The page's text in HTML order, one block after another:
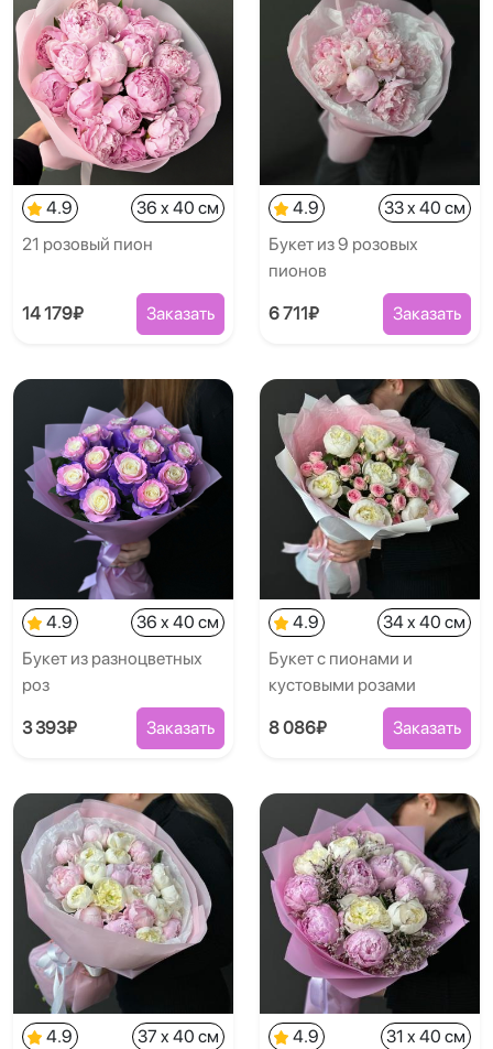
4.9
36 x 40 см
21 розовый пион
14 179₽ Заказать
4.9
33 x 40 см
Букет из 9 розовых
пионов
6 711₽ Заказать
4.9
36 x 40 см
Букет из разноцветных
роз
3 393₽ Заказать
4.9
34 x 40 см
Букет с пионами и
кустовыми розами
8 086₽ Заказать
4.9
37 x 40 см
4.9
31 x 40 см